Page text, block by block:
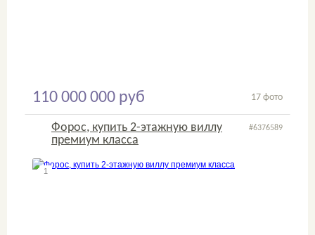
110 000 000 руб 17 фото
#6376589
Форос, купить 2-этажную виллу
премиум класса
1